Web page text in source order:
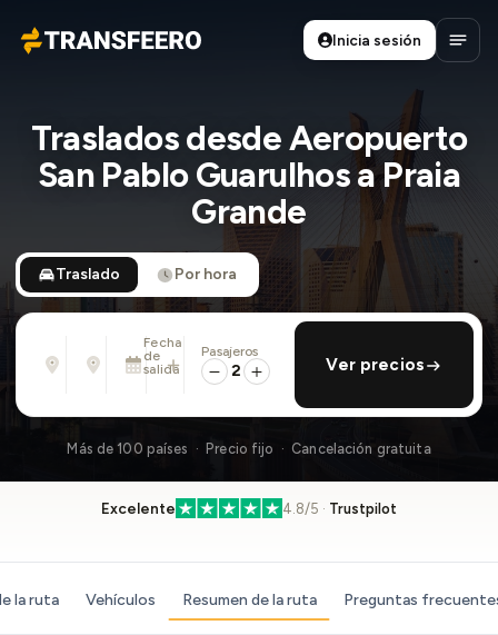
Transfeero
Inicia sesión
Abrir
Traslados desde Aeropuerto
San Pablo Guarulhos a Praia
Grande
Traslado Por hora
Desde
Dirección, aeropuerto, hotel, ...
Hasta
Dirección, aeropuerto, hotel, ...
Fecha
de
salida
Mar., 11 Ago. · 01:45 PM
añadir regreso
Pasajeros
2 Ver precios
Más de 100 países · Precio fijo · Cancelación gratuita
Excelente 4.8/5 · Trustpilot
la ruta Vehículos Resumen de la ruta Preguntas